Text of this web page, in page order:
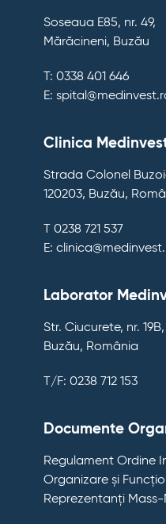
Soseaua E85, nr. 49,
Mărăcineni, Buzău
T: 0338 401 646
E:
Clinica
Strada Colonel
120203, Buzău,
T 0238 721 537
E:
Laborator
Str. Ciucurete, nr. 19B,
Buzău, România
T/F: 0238 712 153
Documente
Regulament Ordine
Organizare și
Reprezentanți Mass-